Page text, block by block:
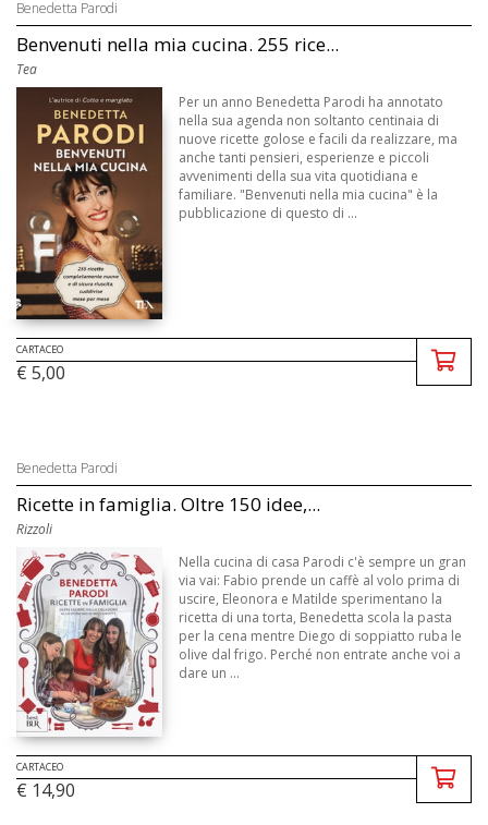
Benedetta Parodi
Benvenuti nella mia cucina. 255 rice...
Tea
Per un anno Benedetta Parodi ha annotato
nella sua agenda non soltanto centinaia di
nuove ricette golose e facili da realizzare, ma
anche tanti pensieri, esperienze e piccoli
avvenimenti della sua vita quotidiana e
familiare. "Benvenuti nella mia cucina" è la
pubblicazione di questo di ...
CARTACEO
€ 5,00
Benedetta Parodi
Ricette in famiglia. Oltre 150 idee,...
Rizzoli
Nella cucina di casa Parodi c'è sempre un gran
via vai: Fabio prende un caffè al volo prima di
uscire, Eleonora e Matilde sperimentano la
ricetta di una torta, Benedetta scola la pasta
per la cena mentre Diego di soppiatto ruba le
olive dal frigo. Perché non entrate anche voi a
dare un ...
CARTACEO
€ 14,90